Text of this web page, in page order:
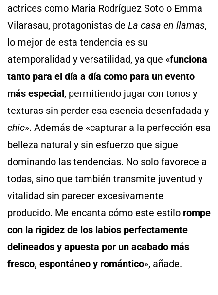
actrices como Maria Rodríguez Soto o Emma
Vilarasau, protagonistas de La casa en llamas,
lo mejor de esta tendencia es su
atemporalidad y versatilidad, ya que «funciona
tanto para el día a día como para un evento
más especial , permitiendo jugar con tonos y
texturas sin perder esa esencia desenfadada y
chic». Además de «capturar a la perfección esa
belleza natural y sin esfuerzo que sigue
dominando las tendencias. No solo favorece a
todas, sino que también transmite juventud y
vitalidad sin parecer excesivamente
producido. Me encanta cómo este estilo rompe
con la rigidez de los labios perfectamente
delineados y apuesta por un acabado más
fresco, espontáneo y romántico», añade.